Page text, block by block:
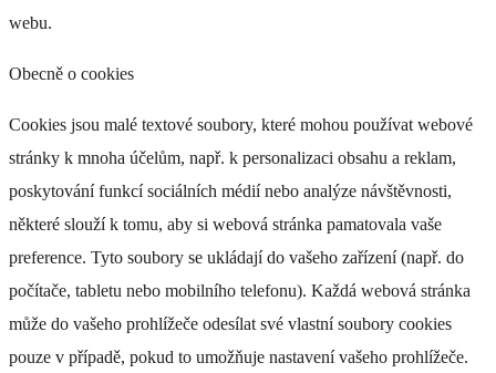
webu.
Obecně o cookies
Cookies jsou malé textové soubory, které mohou používat webové
stránky k mnoha účelům, např. k personalizaci obsahu a reklam,
poskytování funkcí sociálních médií nebo analýze návštěvnosti,
některé slouží k tomu, aby si webová stránka pamatovala vaše
preference. Tyto soubory se ukládají do vašeho zařízení (např. do
počítače, tabletu nebo mobilního telefonu). Každá webová stránka
může do vašeho prohlížeče odesílat své vlastní soubory cookies
pouze v případě, pokud to umožňuje nastavení vašeho prohlížeče.